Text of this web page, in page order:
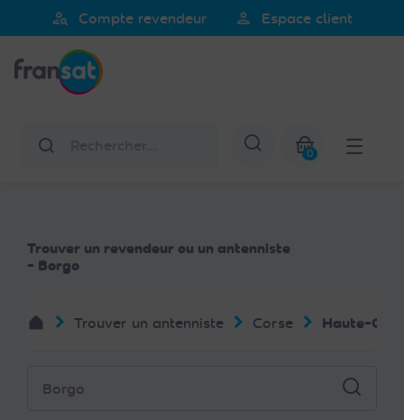
noter
Ce
comprend
person_search Compte revendeur person Espace client
Afficher la
0
Trouver un revendeur ou un antenniste
- Borgo
Trouver un antenniste Corse Haute-